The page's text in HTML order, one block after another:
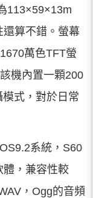
113×59×13m
還算不錯。螢幕
萬色TFT螢
機內置一顆200
式，對於日常
系統，S60
體，兼容性較
，Ogg的音頻